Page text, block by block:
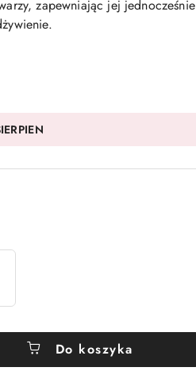
zapewniając jej jednocześnie
Do koszyka